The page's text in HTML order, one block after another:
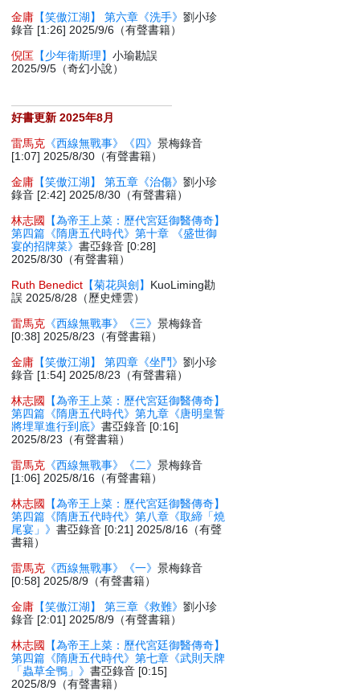
金庸 【笑傲江湖】 第六章《洗手》劉小珍
錄音 [1:26] 2025/9/6（有聲書籍）
倪匡 【少年衛斯理】小瑜勘誤
2025/9/5（奇幻小說）
好書更新 2025年8月
雷馬克 《西線無戰事》《四》景梅錄音
[1:07] 2025/8/30（有聲書籍）
金庸 【笑傲江湖】 第五章《治傷》劉小珍
錄音 [2:42] 2025/8/30（有聲書籍）
林志國
【為帝王上菜：歷代宮廷御醫傳奇】
第四篇《隋唐五代時代》第十章 《盛世御
宴的招牌菜》書亞錄音 [0:28]
2025/8/30（有聲書籍）
Ruth Benedict 【菊花與劍】 KuoLiming勘
誤 2025/8/28（歷史煙雲）
雷馬克 《西線無戰事》《三》景梅錄音
[0:38] 2025/8/23（有聲書籍）
金庸 【笑傲江湖】 第四章《坐鬥》劉小珍
錄音 [1:54] 2025/8/23（有聲書籍）
林志國
【為帝王上菜：歷代宮廷御醫傳奇】
第四篇《隋唐五代時代》第九章《唐明皇誓
將埋單進行到底》書亞錄音 [0:16]
2025/8/23（有聲書籍）
雷馬克 《西線無戰事》《二》景梅錄音
[1:06] 2025/8/16（有聲書籍）
林志國
【為帝王上菜：歷代宮廷御醫傳奇】
第四篇《隋唐五代時代》第八章《取締「燒
尾宴」》書亞錄音 [0:21] 2025/8/16（有聲
書籍）
雷馬克 《西線無戰事》《一》景梅錄音
[0:58] 2025/8/9（有聲書籍）
金庸 【笑傲江湖】 第三章《救難》劉小珍
錄音 [2:01] 2025/8/9（有聲書籍）
林志國
【為帝王上菜：歷代宮廷御醫傳奇】
第四篇《隋唐五代時代》第七章《武則天牌
「蟲草全鴨」》書亞錄音 [0:15]
2025/8/9（有聲書籍）